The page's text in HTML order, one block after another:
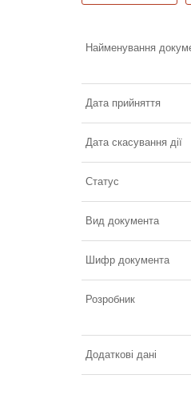
Найменування
Дата прийняття
Дата скасування дії
Статус
Вид документа
Шифр документа
Розробник
Додаткові дані